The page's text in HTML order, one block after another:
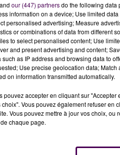
our (447) partnersdo the following data
information on a device; Use limited
personalised advertising; Measure
or combinations of data from different
to select personalised content; Use
and present advertising and content;
such as IP address and browsing data to
Use precise geolocation data;
on information transmitted automatically.
pouvez accepter en cliquant sur
choix". Vous pouvez également refuser en
Vous pouvez mettre à jour vos choix,
chaque page.